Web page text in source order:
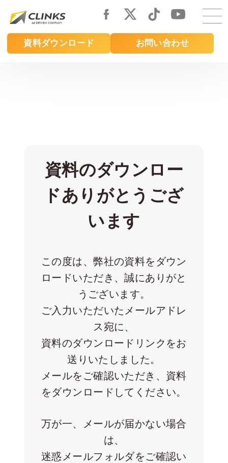
main
content
資料ダウンロード お問い合わせ
在宅率
%
2026年7月時点
社員数
1,290
2026年6月時点
資料のダウンロー
ドありがとうござ
います
この度は、弊社の資料をダウン
ロードいただき、誠にありがと
うございます。
ご入力いただいたメールアドレ
ス宛に、
資料のダウンロードリンクをお
送りいたしました。
メールをご確認いただき、資料
をダウンロードしてください。
万が一、メールが届かない場合
は、
迷惑メールフォルダをご確認い